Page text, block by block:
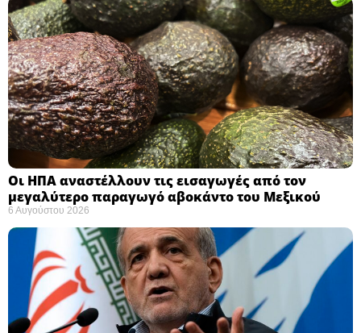
Οι ΗΠΑ αναστέλλουν τις εισαγωγές από τον
μεγαλύτερο παραγωγό αβοκάντο του Μεξικού ​
6 Αυγούστου 2026